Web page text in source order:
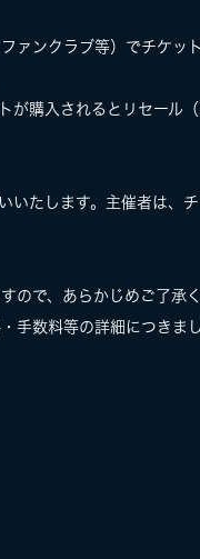
ァンクラブ等）でチケッ
購入されるとリセール
たします。主催者は、チ
ので、あらかじめご了承く
数料等の詳細につきま